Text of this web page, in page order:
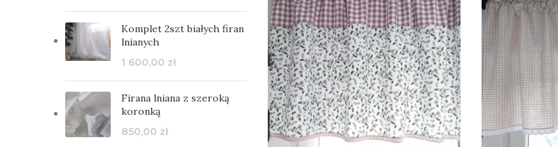
Komplet 2szt białych firan
lnianych
1 600,00 zł
Firana lniana z szeroką
koronką
850,00 zł